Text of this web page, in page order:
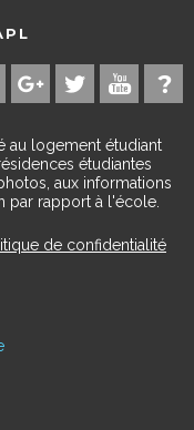
au logement étudiant
étudiantes
aux informations
par rapport à l'école.
de confidentialité